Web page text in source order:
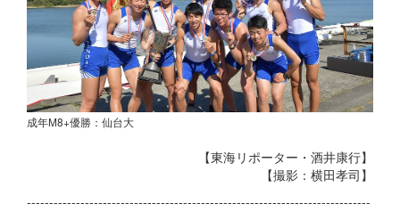
成年M8+優勝：仙台大
【東海リポーター・酒井康行】
【撮影：横田孝司】
-----------------------------------------------------------------------------